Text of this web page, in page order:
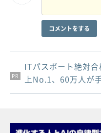
コメントをする
PR
PR
PR
ITパスポート絶対
上No.1、60万人が